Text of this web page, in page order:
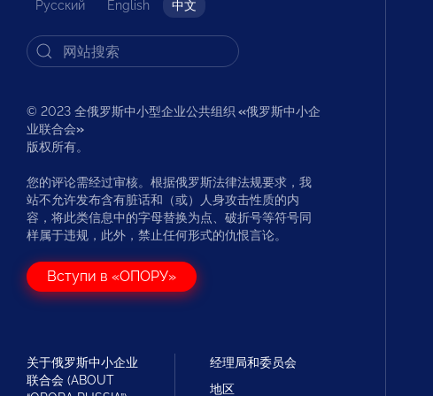
Русский English 中文
© 2023 全俄罗斯中小型企业公共组织 «俄罗斯中小企
业联合会»
版权所有。
您的评论需经过审核。根据俄罗斯法律法规要求，我
站不允许发布含有脏话和（或）人身攻击性质的内
容，将此类信息中的字母替换为点、破折号等符号同
样属于违规，此外，禁止任何形式的仇恨言论。
Вступи в «ОПОРУ»
关于俄罗斯中小企业
联合会 (ABOUT
经理局和委员会
地区